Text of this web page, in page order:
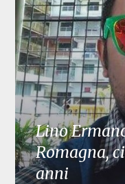
Lino
Romagna,
anni